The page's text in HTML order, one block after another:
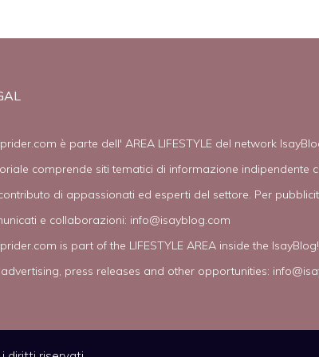
è parte dell' AREA LIFESTYLE del network
comprende siti tematici di informazione indipendente
di appassionati ed esperti del settore. Per
e collaborazioni: info@isayblog.com
is part of the LIFESTYLE AREA inside the
press releases and other opportunities: